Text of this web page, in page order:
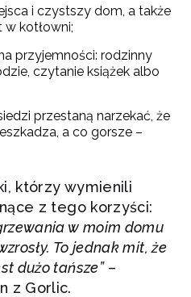
i czystszy dom, a także
w kotłowni;
przyjemności: rodzinny
czytanie książek albo
przestaną narzekać, że
a co gorsze –
którzy wymienili
z tego korzyści:
w moim domu
To jednak mit, że
dużo tańsze”–
z Gorlic.